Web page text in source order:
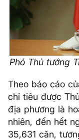
Phó Thủ tướng
Theo báo cáo
chỉ tiêu được
địa phương là
nhiên, đến hết
35,631 căn,